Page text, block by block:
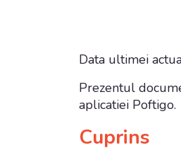
Data ultimei
Prezentul
aplicatiei Poftigo.
Cuprins